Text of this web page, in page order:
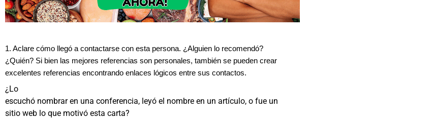
1. Aclare cómo llegó a contactarse con esta persona. ¿Alguien lo recomendó?
¿Quién? Si bien las mejores referencias son personales, también se pueden crear
excelentes referencias encontrando enlaces lógicos entre sus contactos.
¿Lo
escuchó nombrar en una conferencia, leyó el nombre en un artículo, o fue un
sitio web lo que motivó esta carta?